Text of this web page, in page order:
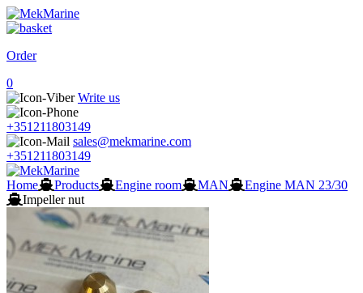
Order
0
Write us
+351211803149
sales@mekmarine.com
+351211803149
Home Products Engine room MAN
Engine MAN 23/30
Impeller nut